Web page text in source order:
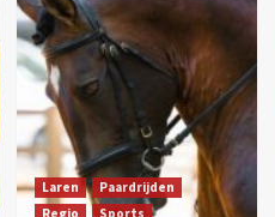
Laren
Paardrijden
Regio
Sports